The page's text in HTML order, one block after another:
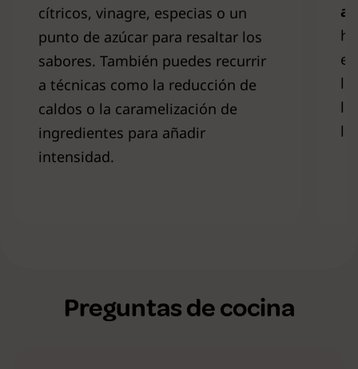
cítricos, vinagre, especias o un
punto de azúcar para resaltar los
sabores. También puedes recurrir
a técnicas como la reducción de
caldos o la caramelización de
ingredientes para añadir
intensidad.
Preguntas de cocina